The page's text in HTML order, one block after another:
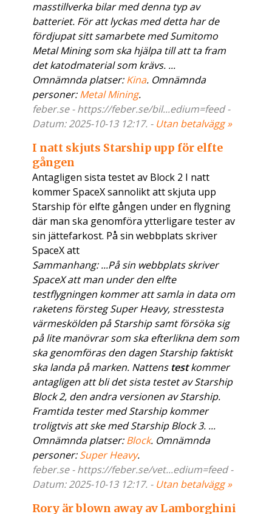
masstillverka bilar med denna typ av
batteriet. För att lyckas med detta har de
fördjupat sitt samarbete med Sumitomo
Metal Mining som ska hjälpa till att ta fram
det katodmaterial som krävs. ...
Omnämnda platser:Kina. Omnämnda
personer:Metal Mining.
feber.se - https://feber.se/bil...edium=feed -
Datum: 2025-10-13 12:17. - Utan betalvägg »
I natt skjuts Starship upp för elfte
gången
Antagligen sista testet av Block 2 I natt
kommer SpaceX sannolikt att skjuta upp
Starship för elfte gången under en flygning
där man ska genomföra ytterligare tester av
sin jättefarkost. På sin webbplats skriver
SpaceX att
Sammanhang: ...På sin webbplats skriver
SpaceX att man under den elfte
testflygningen kommer att samla in data om
raketens försteg Super Heavy, stresstesta
värmeskölden på Starship samt försöka sig
på lite manövrar som ska efterlikna dem som
ska genomföras den dagen Starship faktiskt
ska landa på marken. Nattens testkommer
antagligen att bli det sista testet av Starship
Block 2, den andra versionen av Starship.
Framtida tester med Starship kommer
troligtvis att ske med Starship Block 3. ...
Omnämnda platser:Block. Omnämnda
personer:Super Heavy.
feber.se - https://feber.se/vet...edium=feed -
Datum: 2025-10-13 12:17. - Utan betalvägg »
Rory är blown away av Lamborghini